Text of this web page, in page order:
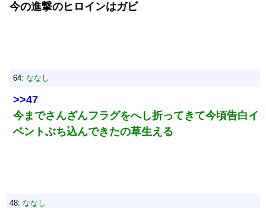
今の進撃のヒロインはガビ
64: ななし
>>47
今までさんざんフラグをへし折ってきて今頃告白イ
ベントぶち込んできたの草生える
48: ななし